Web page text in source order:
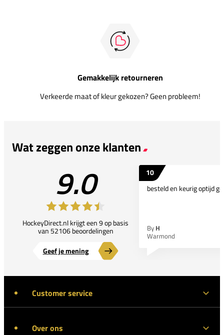
Gemakkelijk retourneren
Verkeerde maat of kleur gekozen? Geen probleem!
Wat zeggen onze klanten
9.0
HockeyDirect.nl krijgt een 9 op basis
van 52106 beoordelingen
Geef je mening
10
besteld en keurig optijd
By H
Warmond
Customer service
Over ons